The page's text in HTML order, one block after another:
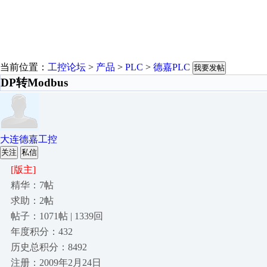
当前位置： 工控论坛 > 产品 > PLC > 德嘉PLC 我要发帖
DP转Modbus
大连德嘉工控
关注 私信
[版主]
精华：7帖
求助：2帖
帖子：1071帖 | 1339回
年度积分：432
历史总积分：8492
注册：2009年2月24日